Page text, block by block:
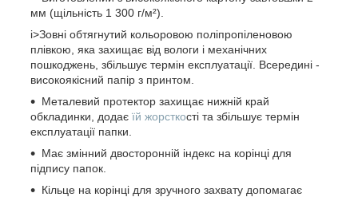
мм (щільність 1 300 г/м²).
i>Зовні обтягнутий кольоровою поліпропіленовою
плівкою, яка захищає від вологи і механічних
пошкоджень, збільшує термін експлуатації. Всередині -
високоякісний папір з принтом.
Металевий протектор захищає нижній край
обкладинки, додає їй жорсткості та збільшує термін
експлуатації папки.
Має змінний двосторонній індекс на корінці для
підпису папок.
Кільце на корінці для зручного захвату допомагає